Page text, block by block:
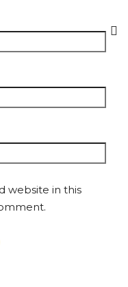
website in this